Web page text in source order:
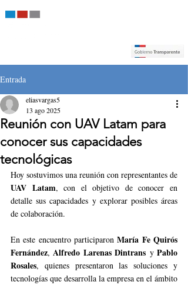
Entrada
Reunión con UAV Latam para
conocer sus capacidades
tecnológicas
eliasvargas5
13 ago 2025
UAV Latam, con el objetivo de conocer en
detalle sus capacidades y explorar posibles áreas
de colaboración.
En este encuentro participaron María Fe Quirós
Fernández, Alfredo Larenas Dintrans y Pablo
Rosales, quienes presentaron las soluciones y
tecnologías que desarrolla la empresa en el ámbito